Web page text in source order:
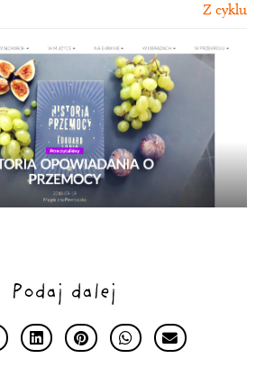
Z cyklu
Podaj dalej